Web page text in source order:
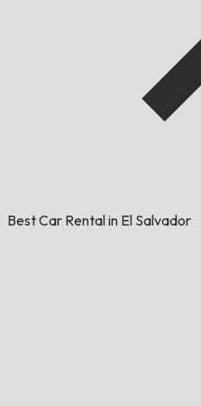
Best Car Rental in El Salvador